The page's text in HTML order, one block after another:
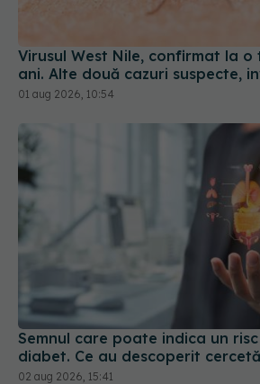
Semnul care poate indica un risc
diabet. Ce au descoperit
02 aug 2026, 15:41